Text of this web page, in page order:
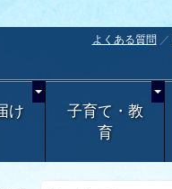
よくある質問
け
子育て・教
育